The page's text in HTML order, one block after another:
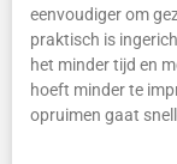
eenvoudiger om
praktisch is
het minder tijd en
hoeft minder te
opruimen gaat